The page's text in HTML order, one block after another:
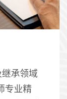
承领域
专业精